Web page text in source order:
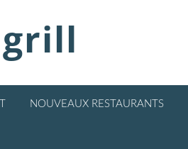
NOUVEAUX RESTAURANTS